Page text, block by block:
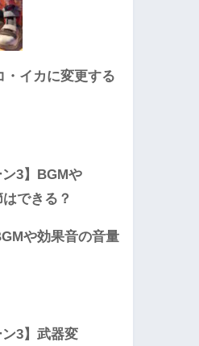
・イカに変更する
や効果音の音量